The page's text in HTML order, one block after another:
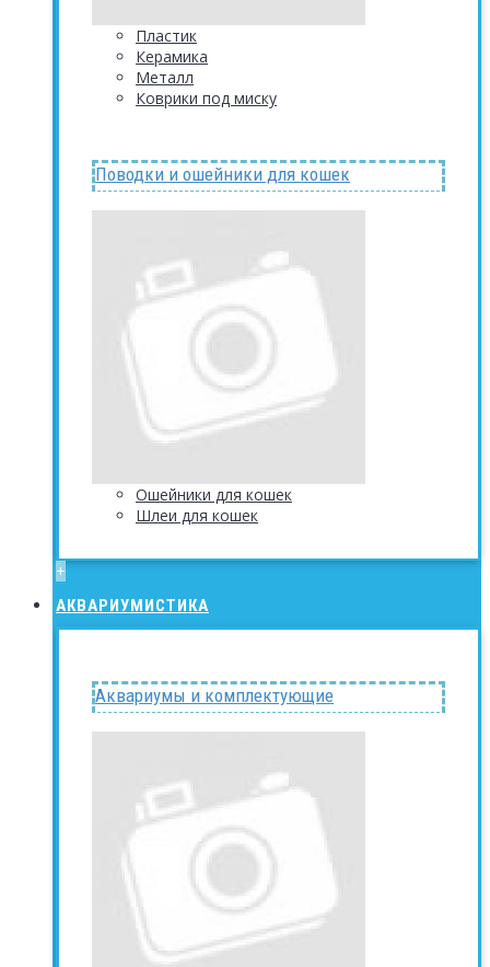
Пластик
Керамика
Металл
Коврики под миску
Поводки и ошейники для кошек
Ошейники для кошек
Шлеи для кошек
+
АКВАРИУМИСТИКА
Аквариумы и комплектующие